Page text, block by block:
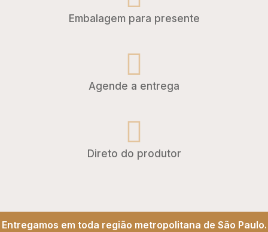
Embalagem para presente
Agende a entrega
Direto do produtor
Entregamos em toda região metropolitana de São Paulo.